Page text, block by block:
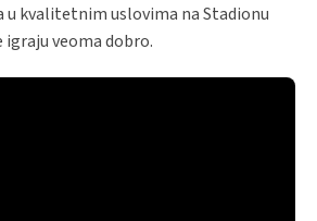
u kvalitetnim uslovima na Stadionu
igraju veoma dobro.